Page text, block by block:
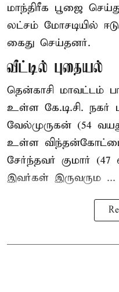
மாந்திரீக பூஜை
லட்சம் மோசடியில்
கைது செய்தனர்.
வீட்டில் புதையல்
தென்காசி மாவட்டம்
உள்ள கே.டி.சி. நகர்
வேல்முருகன் (54
உள்ள
சேர்ந்தவர் குமார்
இவர்கள் இருவரும ...